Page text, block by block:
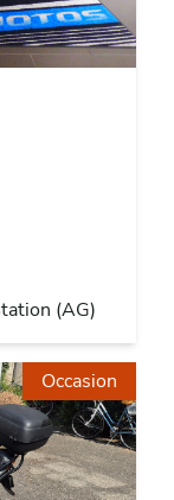
(AG)
Occasion